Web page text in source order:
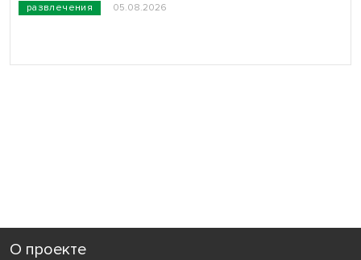
развлечения 05.08.2026
О проекте